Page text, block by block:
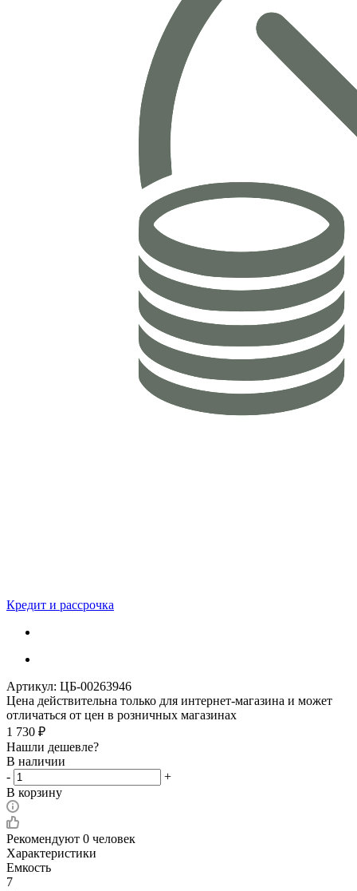
Кредит и рассрочка
Артикул: ЦБ-00263946
Цена действительна только для интернет-магазина и может
отличаться от цен в розничных магазинах
1 730 ₽
Нашли дешевле?
В наличии
-
+
В корзину
Рекомендуют 0 человек
Характеристики
Емкость
7